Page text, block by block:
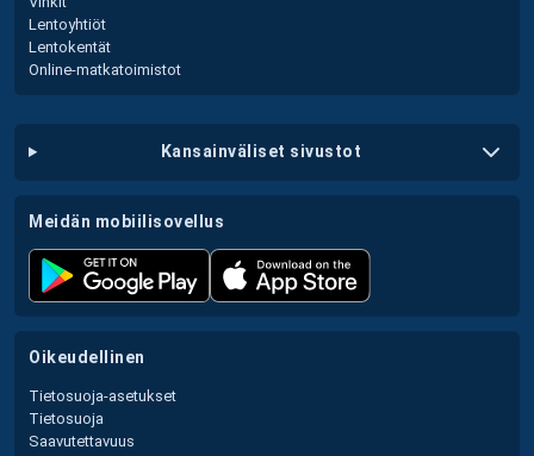
Lentoyhtiöt
Lentokentät
Online-matkatoimistot
kansainväliset sivustot
meidän mobiilisovellus
oikeudellinen
Tietosuoja-asetukset
Tietosuoja
Saavutettavuus